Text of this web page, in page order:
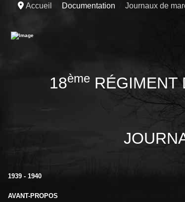
Accueil Documentation Journaux de
18ème RÉGIMENT
JOURNAL DE
1939 - 1940
AVANT-PROPOS